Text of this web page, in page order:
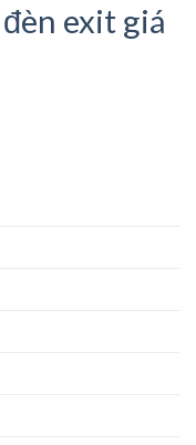
đèn exit giá